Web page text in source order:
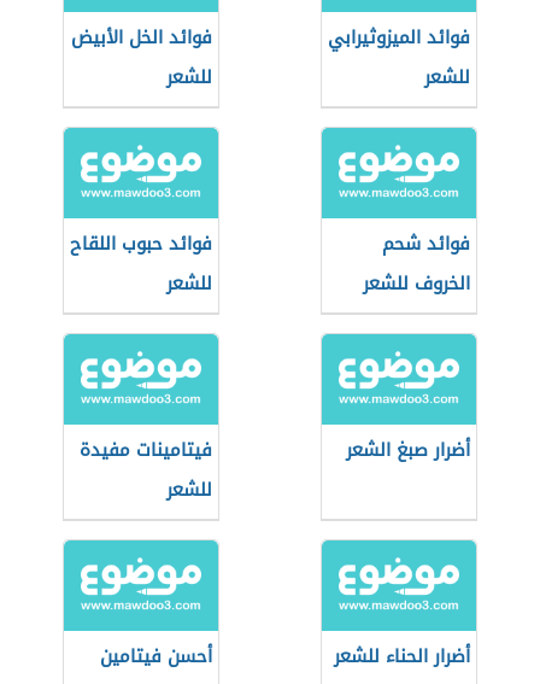
فوائد الميزوثيرابي
للشعر
فوائد الخل الأبيض
للشعر
فوائد شحم
الخروف للشعر
فوائد حبوب اللقاح
للشعر
أضرار صبغ الشعر
فيتامينات مفيدة
للشعر
أضرار الحناء للشعر
أحسن فيتامين